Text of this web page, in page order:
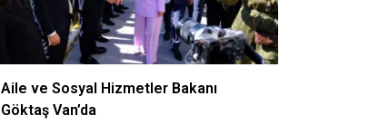
Aile ve Sosyal Hizmetler Bakanı
Göktaş Van’da